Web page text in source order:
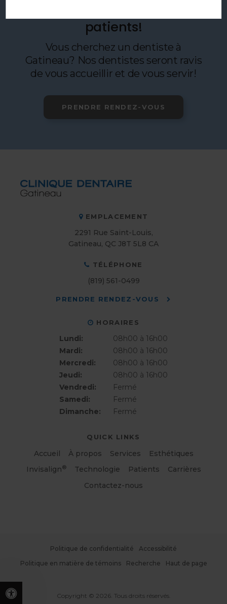
Version accessible
patients!
Vous cherchez un dentiste à
Gatineau? Nos dentistes seront ravis
de vous accueillir et de vous servir!
PRENDRE RENDEZ-VOUS
EMPLACEMENT
2291 Rue Saint-Louis
Gatineau QC J8T 5L8 CA
TÉLÉPHONE
(819) 561-0499
PRENDRE RENDEZ-VOUS
HORAIRES
Lundi:
08h00 à 16h00
Mardi:
08h00 à 16h00
Mercredi:
08h00 à 16h00
Jeudi:
08h00 à 16h00
Vendredi:
Fermé
Samedi:
Fermé
Dimanche:
Fermé
QUICK LINKS
Accueil À propos Services
Esthétiques
Invisalign® Technologie Patients
Carrières
Contactez-nous
Politique de confidentialité
Accessibilité
Politique en matière de témoins
Recherche Haut de page
Copyright © 2026. Tous droits réservés.